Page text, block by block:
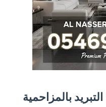
بالمزاحمية